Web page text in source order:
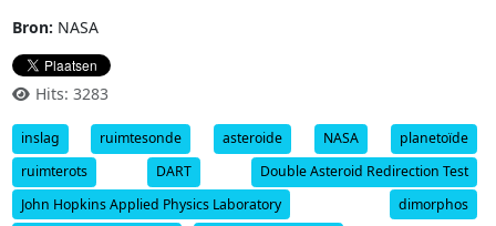
Bron: NASA
Hits: 3283
inslag ruimtesonde asteroide NASA
planetoïde
ruimterots
DART
Double Asteroid Redirection Test
John Hopkins Applied Physics Laboratory
dimorphos